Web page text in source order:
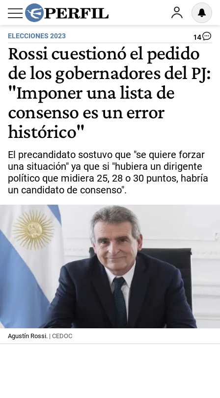
ELECCIONES 2023 14
Rossi cuestionó el pedido
de los gobernadores del PJ:
"Imponer una lista de
consenso es un error
histórico"
El precandidato sostuvo que "se quiere forzar
una situación" ya que si "hubiera un dirigente
político que midiera 25, 28 o 30 puntos, habría
un candidato de consenso".
Agustín Rossi. | CEDOC